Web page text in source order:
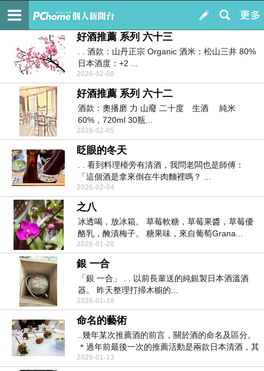
我的
訂閱
Primrose Path
好酒推薦 系列 六十三
. . 酒款：山丹正宗 Organic 酒米：松山三井 80%
日本酒度：+2 ...
2026-02-08
好酒推薦 系列 六十二
酒款：奧播磨 力 山廢 二十度 生酒 純米
60%，720ml 30瓶...
2026-02-05
眨眼的冬天
. . 看到料理檯旁有清酒，我問老闆也是師傅：
「這個酒是拿來倒在牛肉麵裡嗎？ ...
2026-02-04
之八
冰透喝，放冰箱。 草莓軟糖，草莓果醬，草莓優
酪乳，醃漬梅子。 糖果味，來自葡萄Grana...
2026-01-20
銀 一合
「銀 一合」 . . 以前長輩送的純銀製日本酒溫酒
器。 昨天整理打掃木櫥的...
2026-01-18
命名的藝術
..幾年某次推薦酒的前言，關於酒的命名及區分。
＊過年前最後一次的推薦活動是兩款日本清酒，其
中...
2026-01-13